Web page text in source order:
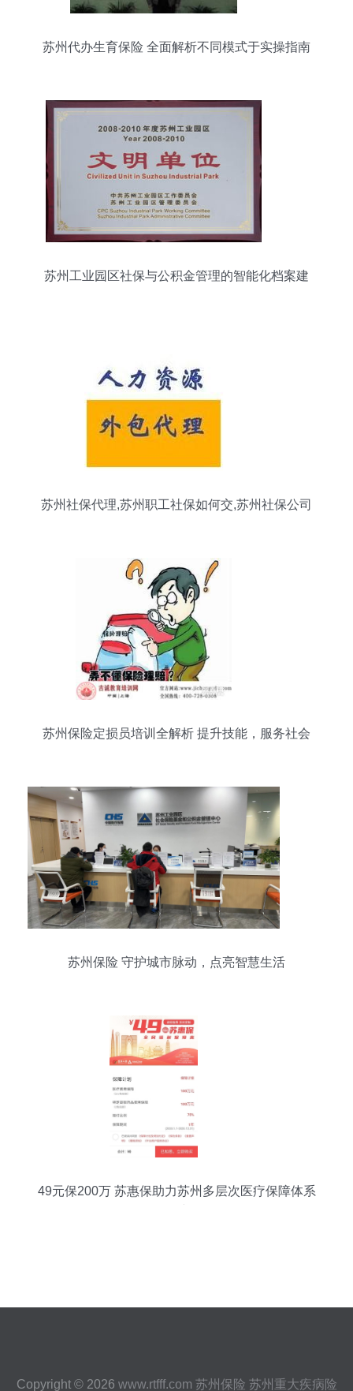
苏州代办生育保险 全面解析不同模式于实操指南
苏州工业园区社保与公积金管理的智能化档案建
苏州社保代理,苏州职工社保如何交,苏州社保公司
苏州保险定损员培训全解析 提升技能，服务社会
苏州保险 守护城市脉动，点亮智慧生活
49元保200万 苏惠保助力苏州多层次医疗保障体系
Copyright © 2026 www.rtfff.com 苏州保险 苏州重大疾病险